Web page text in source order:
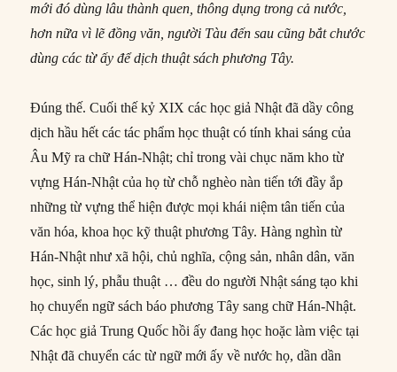
mới đó dùng lâu thành quen, thông dụng trong cả nước,
hơn nữa vì lẽ đồng văn, người Tàu đến sau cũng bắt chước
dùng các từ ấy để dịch thuật sách phương Tây.
Đúng thế. Cuối thế kỷ XIX các học giả Nhật đã dầy công
dịch hầu hết các tác phẩm học thuật có tính khai sáng của
Âu Mỹ ra chữ Hán-Nhật; chỉ trong vài chục năm kho từ
vựng Hán-Nhật của họ từ chỗ nghèo nàn tiến tới đầy ắp
những từ vựng thể hiện được mọi khái niệm tân tiến của
văn hóa, khoa học kỹ thuật phương Tây. Hàng nghìn từ
Hán-Nhật như xã hội, chủ nghĩa, cộng sản, nhân dân, văn
học, sinh lý, phẫu thuật … đều do người Nhật sáng tạo khi
họ chuyển ngữ sách báo phương Tây sang chữ Hán-Nhật.
Các học giả Trung Quốc hồi ấy đang học hoặc làm việc tại
Nhật đã chuyển các từ ngữ mới ấy về nước họ, dần dần